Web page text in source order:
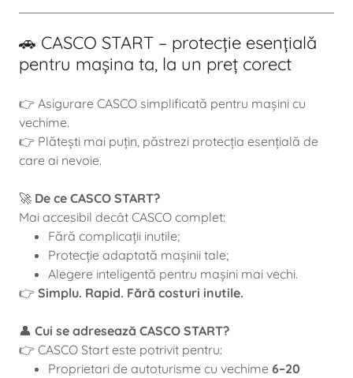
🚗 CASCO START – protecție esențială
pentru mașina ta, la un preț corect
👉 Asigurare CASCO simplificată pentru mașini cu
vechime.
👉 Plătești mai puțin, păstrezi protecția esențială de
care ai nevoie.
🚀 De ce CASCO START?
Mai accesibil decât CASCO complet:
Fără complicații inutile;
Protecție adaptată mașinii tale;
Alegere inteligentă pentru mașini mai vechi.
👉 Simplu. Rapid. Fără costuri inutile.
👤 Cui se adresează CASCO START?
👉 CASCO Start este potrivit pentru:
Proprietari de autoturisme cu vechime 6–20